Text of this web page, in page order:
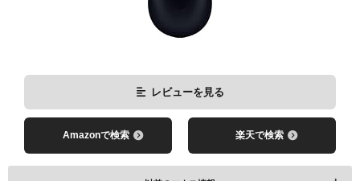
レビューを見る
Amazonで検索 楽天で検索